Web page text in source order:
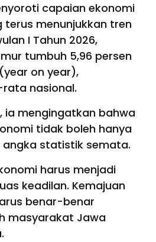
capaian ekonomi
terus menunjukkan tren
I Tahun 2026,
tumbuh 5,96 persen
on year),
nasional.
ia mengingatkan bahwa
tidak boleh hanya
statistik semata.
harus menjadi
keadilan. Kemajuan
benar-benar
masyarakat Jawa